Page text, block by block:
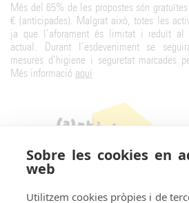
Més del 65% de les propostes són
€ (anticipades). Malgrat això, totes les
ja que l’aforament és limitat i reduït al
actual. Durant l’esdeveniment se
mesures d’higiene i seguretat marcades
Més informació aquí
Sobre les cookies en
web
Utilitzem cookies pròpies i de